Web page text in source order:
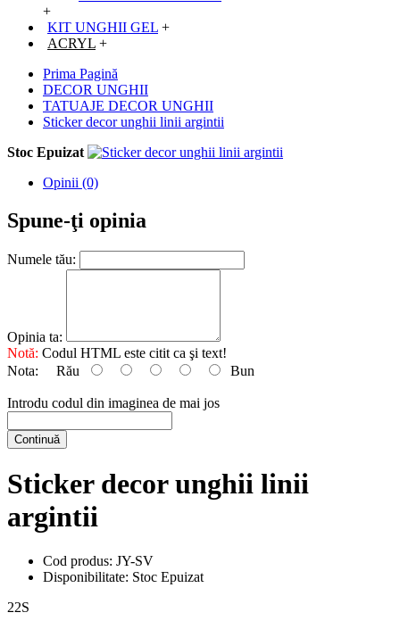
+
KIT UNGHII GEL +
ACRYL +
Prima Pagină
DECOR UNGHII
TATUAJE DECOR UNGHII
Sticker decor unghii linii argintii
Stoc Epuizat
Opinii (0)
Spune-ţi opinia
Numele tău:
Opinia ta:
Notă: Codul HTML este citit ca şi text!
Nota: Rău Bun
Introdu codul din imaginea de mai jos
Continuă
Sticker decor unghii linii
argintii
Cod produs: JY-SV
Disponibilitate: Stoc Epuizat
22S